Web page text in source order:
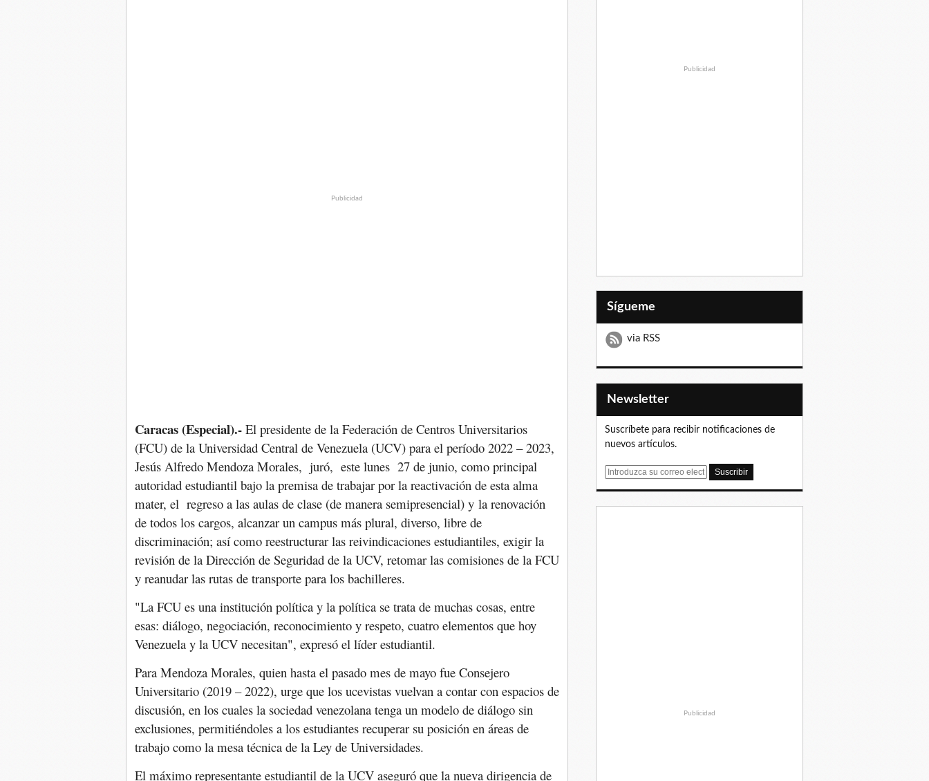
Publicidad
Caracas (Especial).- El presidente de la Federación de Centros Universitarios
(FCU) de la Universidad Central de Venezuela (UCV) para el período 2022 – 2023,
Jesús Alfredo Mendoza Morales, juró, este lunes 27 de junio, como principal
autoridad estudiantil bajo la premisa de trabajar por la reactivación de esta alma
mater, el regreso a las aulas de clase (de manera semipresencial) y la renovación
de todos los cargos, alcanzar un campus más plural, diverso, libre de
discriminación; así como reestructurar las reivindicaciones estudiantiles, exigir la
revisión de la Dirección de Seguridad de la UCV, retomar las comisiones de la FCU
y reanudar las rutas de transporte para los bachilleres.
"La FCU es una institución política y la política se trata de muchas cosas, entre
esas: diálogo, negociación, reconocimiento y respeto, cuatro elementos que hoy
Venezuela y la UCV necesitan", expresó el líder estudiantil.
Para Mendoza Morales, quien hasta el pasado mes de mayo fue Consejero
Universitario (2019 – 2022), urge que los ucevistas vuelvan a contar con espacios de
discusión, en los cuales la sociedad venezolana tenga un modelo de diálogo sin
exclusiones, permitiéndoles a los estudiantes recuperar su posición en áreas de
trabajo como la mesa técnica de la Ley de Universidades.
El máximo representante estudiantil de la UCV aseguró que la nueva dirigencia de
Publicidad
Sígueme
via RSS
Newsletter
Suscríbete para recibir notificaciones de
nuevos artículos.
E
Publicidad